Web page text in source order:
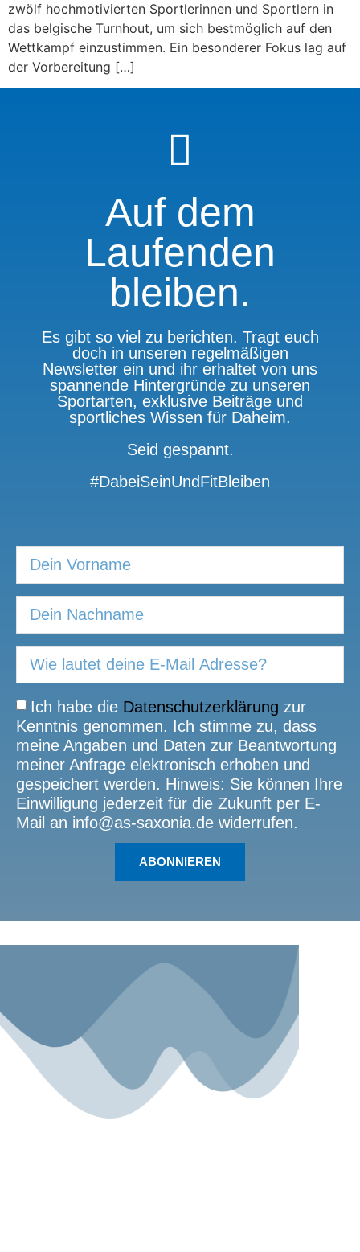
zwölf hochmotivierten Sportlerinnen und Sportlern in
das belgische Turnhout, um sich bestmöglich auf den
Wettkampf einzustimmen. Ein besonderer Fokus lag auf
der Vorbereitung […]
Auf dem
Laufenden
bleiben.
Es gibt so viel zu berichten. Tragt euch
doch in unseren regelmäßigen
Newsletter ein und ihr erhaltet von uns
spannende Hintergründe zu unseren
Sportarten, exklusive Beiträge und
sportliches Wissen für Daheim.
Seid gespannt.
#DabeiSeinUndFitBleiben
Ich habe die Datenschutzerklärung zur
Kenntnis genommen. Ich stimme zu, dass
meine Angaben und Daten zur Beantwortung
meiner Anfrage elektronisch erhoben und
gespeichert werden. Hinweis: Sie können Ihre
Einwilligung jederzeit für die Zukunft per E-
Mail an info@as-saxonia.de widerrufen.
ABONNIEREN